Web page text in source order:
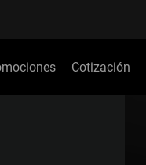
Cotización